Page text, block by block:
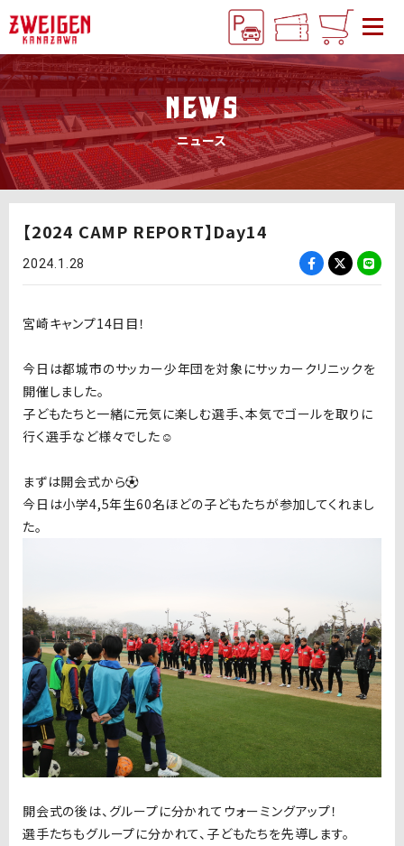
NEWS
ニュース
【2024 CAMP REPORT】Day14
2024.1.28
宮崎キャンプ14日目！
今日は都城市のサッカー少年団を対象にサッカークリニックを
開催しました。
子どもたちと一緒に元気に楽しむ選手、本気でゴールを取りに
行く選手など様々でした☺️
まずは開会式から⚽️
今日は小学4,5年生60名ほどの子どもたちが参加してくれまし
た。
開会式の後は、グループに分かれてウォーミングアップ！
選手たちもグループに分かれて、子どもたちを先導します。